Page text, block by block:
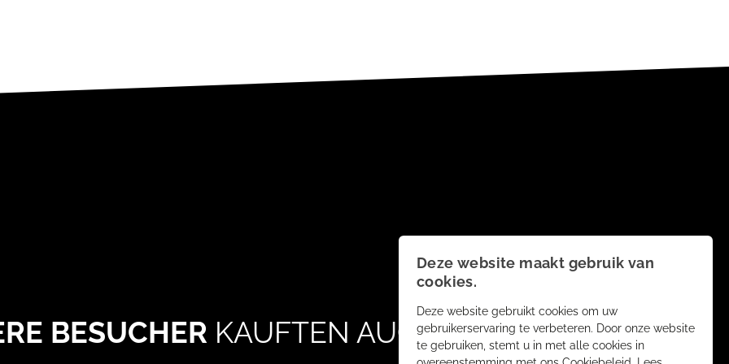
BESUCHER KAUFTEN AUCH
Deze website maakt gebruik van
cookies.
Deze website gebruikt cookies om uw
gebruikerservaring te verbeteren. Door onze website
te gebruiken, stemt u in met alle cookies in